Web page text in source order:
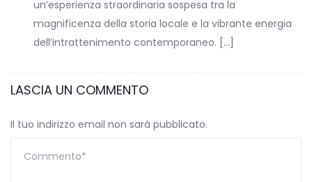
un’esperienza straordinaria sospesa tra la
magnificenza della storia locale e la vibrante energia
dell’intrattenimento contemporaneo. […]
LASCIA UN COMMENTO
Il tuo indirizzo email non sarà pubblicato.